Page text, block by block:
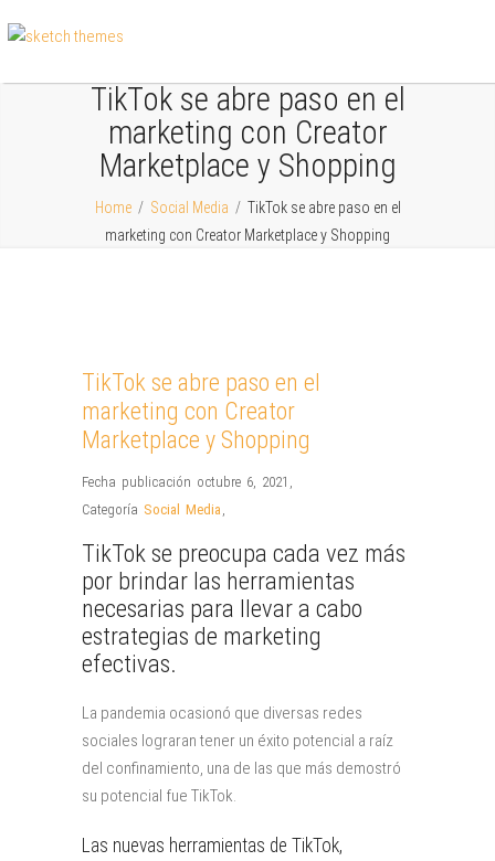
TikTok se abre paso en el
marketing con Creator
Marketplace y Shopping
Home / Social Media / TikTok se abre paso en el
marketing con Creator Marketplace y Shopping
TikTok se abre paso en el
marketing con Creator
Marketplace y Shopping
Fecha publicación octubre 6, 2021 ,
Categoría Social Media ,
TikTok se preocupa cada vez más
por brindar las herramientas
necesarias para llevar a cabo
estrategias de marketing
efectivas.
La pandemia ocasionó que diversas redes
sociales lograran tener un éxito potencial a raíz
del confinamiento, una de las que más demostró
su potencial fue TikTok.
Las nuevas herramientas de TikTok,